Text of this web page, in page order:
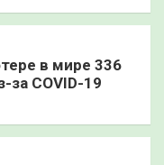
в мире 336
за COVID-19